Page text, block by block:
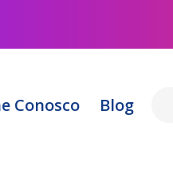
Conosco Blog